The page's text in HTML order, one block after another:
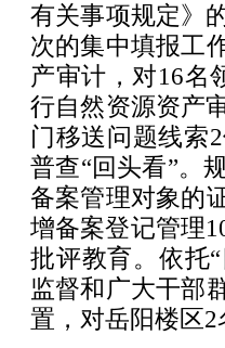
有关事项规定》
次的集中填报工
产审计，对16名
行自然资源资产
门移送问题线索
普查“回头看”。
备案管理对象的
增备案登记管理
批评教育。依托
监督和广大干部
置，对岳阳楼区